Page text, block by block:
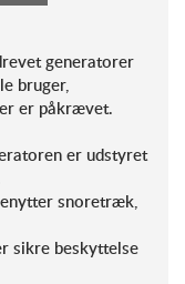
generatorer
bruger,
er påkrævet.
er udstyret
snoretræk,
sikre beskyttelse